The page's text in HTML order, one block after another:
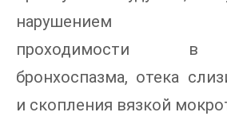
нарушением
проходимости в
бронхоспазма, отека
и скопления вязкой